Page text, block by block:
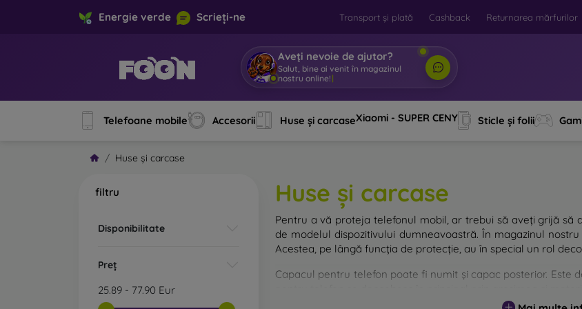
Energie verde Scrieți-ne Transport și plată Cashback Returnarea mărfurilor
Aveți nevoie de ajutor?
Salut, bine ai venit în magazinul
nostru online! |
Telefoane mobile Accesorii Huse și carcaseXiaomi - SUPER CENY Sticle și folii
Huse și carcase
filtru
Disponibilitate
Preț
25.89 - 77.90 Eur
Huse și carcase
Pentru a vă proteja telefonul mobil, ar trebui să aveți grijă să
de modelul dispozitivului dumneavoastră. În magazinul
Acestea, pe lângă funcția de protecție, au în special un rol
Capacul pentru telefon poate fi numit și capac posterior. Este